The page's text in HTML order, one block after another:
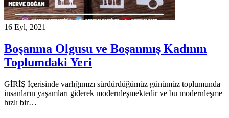
16 Eyl, 2021
Boşanma Olgusu ve Boşanmış Kadının
Toplumdaki Yeri
GİRİŞ İçerisinde varlığımızı sürdürdüğümüz günümüz toplumunda
insanların yaşamları giderek modernleşmektedir ve bu modernleşme
hızlı bir…